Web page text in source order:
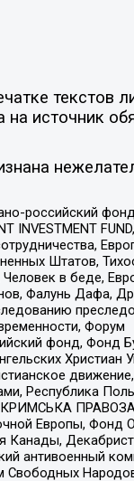
текстов
источник
российский
INVESTMENT FUND,
Штатов,
в беде,
Фалунь Дафа,
Форум
фонд, Фонд
Христиан
Республика
КРИМСЬКА
Европы, Фонд
Канады,
антивоенный
Свободных